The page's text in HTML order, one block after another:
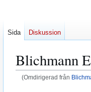
Blichmann
(Omdirigerad från
Sida Diskussion